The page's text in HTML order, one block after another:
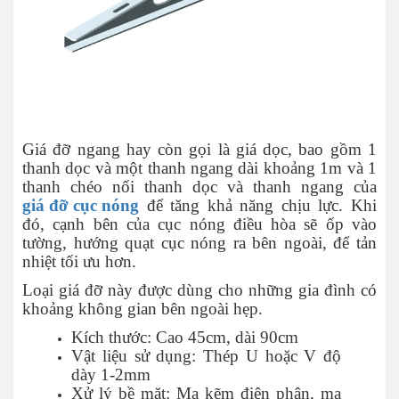
Giá đỡ ngang hay còn gọi là giá dọc, bao gồm 1
thanh dọc và một thanh ngang dài khoảng 1m và 1
thanh chéo nối thanh dọc và thanh ngang của
giá đỡ cục nóng để tăng khả năng chịu lực. Khi
đó, cạnh bên của cục nóng điều hòa sẽ ốp vào
tường, hướng quạt cục nóng ra bên ngoài, để tản
nhiệt tối ưu hơn.
Loại giá đỡ này được dùng cho những gia đình có
khoảng không gian bên ngoài hẹp.
Kích thước: Cao 45cm, dài 90cm
Vật liệu sử dụng: Thép U hoặc V độ
dày 1-2mm
Xử lý bề mặt: Mạ kẽm điện phân, mạ